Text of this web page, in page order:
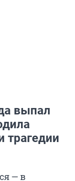
выпал
трагедии
— в